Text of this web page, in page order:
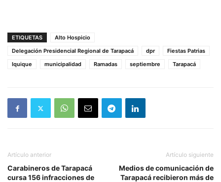
ETIQUETAS
Alto Hospicio
Delegación Presidencial Regional de Tarapacá
dpr
Fiestas Patrias
Iquique
municipalidad Ramadas septiembre Tarapacá
Artículo anterior
Carabineros de Tarapacá
cursa 156 infracciones de
Artículo siguiente
Medios de comunicación de
Tarapacá recibieron más de